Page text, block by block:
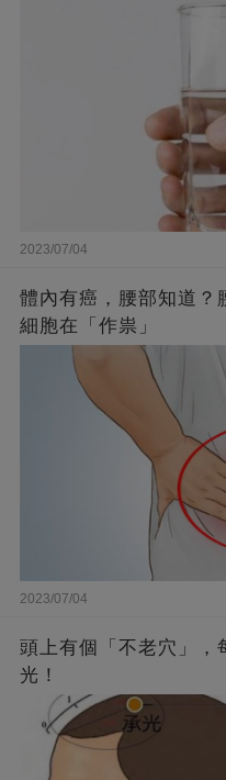
2023/07/04
體內有癌，腰部知道？
細胞在「作祟」
2023/07/04
頭上有個「不老穴」，
光！